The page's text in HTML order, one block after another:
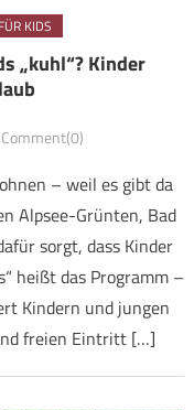
KIDS
„kuhl“? Kinder
Comment(0)
– weil es gibt da
Alpsee-Grünten, Bad
sorgt, dass Kinder
heißt das Programm –
Kindern und jungen
freien Eintritt […]